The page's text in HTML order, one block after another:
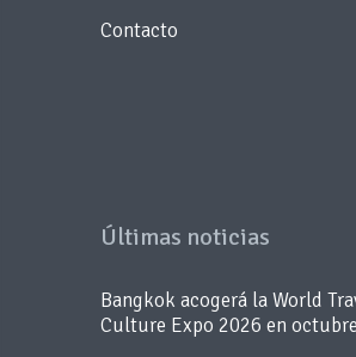
Contacto
Últimas noticias
Bangkok acogerá la World
Culture Expo 2026 en octubre